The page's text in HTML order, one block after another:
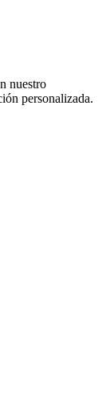
nuestro
personalizada.